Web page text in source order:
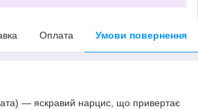
Оплата Умови повернення
— яскравий нарцис, що привертає